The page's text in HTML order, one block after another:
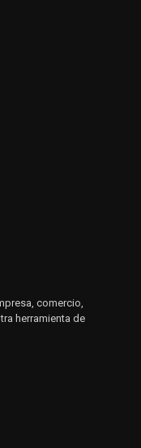
comercio,
herramienta de